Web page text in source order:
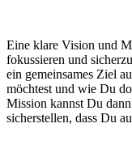
Du dich
Eine klare Vision und
fokussieren und
ein gemeinsames Ziel
möchtest und wie Du
Mission kannst Du
sicherstellen, dass Du